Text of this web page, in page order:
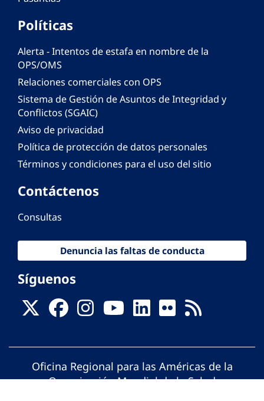
Políticas
Alerta - Intentos de estafa en nombre de la
OPS/OMS
Relaciones comerciales con OPS
Sistema de Gestión de Asuntos de Integridad y
Conflictos (SGAIC)
Aviso de privacidad
Política de protección de datos personales
Términos y condiciones para el uso del sitio
Contáctenos
Consultas
Denuncia las faltas de conducta
Síguenos
Oficina Regional para las Américas de la
Organización Mundial de la Salud